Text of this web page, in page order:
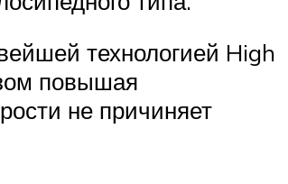
технологией High
повышая
не причиняет